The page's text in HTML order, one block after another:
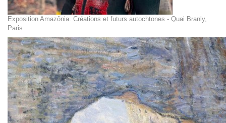
Exposition Amazônia. Créations et futurs autochtones - Quai Branly,
Paris